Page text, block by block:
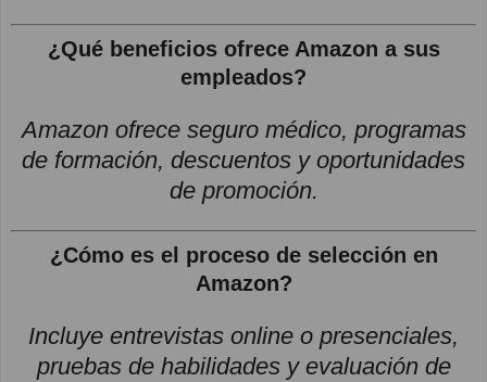
¿Qué beneficios ofrece Amazon a sus
empleados?
Amazon ofrece seguro médico, programas
de formación, descuentos y oportunidades
de promoción.
¿Cómo es el proceso de selección en
Amazon?
Incluye entrevistas online o presenciales,
pruebas de habilidades y evaluación de